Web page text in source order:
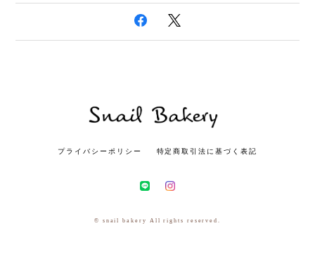
プライバシーポリシー 特定商取引法に基づく表記
© snail bakery All rights reserved.